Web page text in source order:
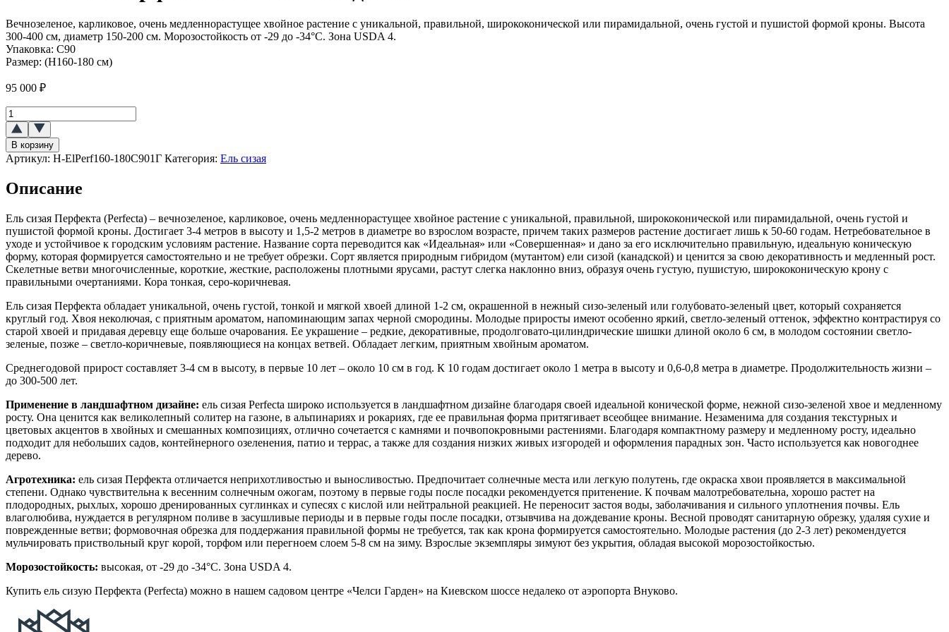
Вечнозеленое, карликовое, очень медленнорастущее хвойное растение с уникальной, правильной, ширококонической или пирамидальной, очень густой и пушистой формой кроны. Высота
300-400 см, диаметр 150-200 см. Морозостойкость от -29 до -34°C. Зона USDA 4.
Упаковка: С90
Размер: (H160-180 см)
95 000 ₽
Количество
товара
Ель
сизая
Перфекта
(канадская)
В корзину
Артикул: H-ElPerf160-180C901Г Категория: Ель сизая
Описание
Ель сизая Перфекта (Perfecta) – вечнозеленое, карликовое, очень медленнорастущее хвойное растение с уникальной, правильной, ширококонической или пирамидальной, очень густой и
пушистой формой кроны. Достигает 3-4 метров в высоту и 1,5-2 метров в диаметре во взрослом возрасте, причем таких размеров растение достигает лишь к 50-60 годам. Нетребовательное в
уходе и устойчивое к городским условиям растение. Название сорта переводится как «Идеальная» или «Совершенная» и дано за его исключительно правильную, идеальную коническую
форму, которая формируется самостоятельно и не требует обрезки. Сорт является природным гибридом (мутантом) ели сизой (канадской) и ценится за свою декоративность и медленный рост.
Скелетные ветви многочисленные, короткие, жесткие, расположены плотными ярусами, растут слегка наклонно вниз, образуя очень густую, пушистую, ширококоническую крону с
правильными очертаниями. Кора тонкая, серо-коричневая.
Ель сизая Перфекта обладает уникальной, очень густой, тонкой и мягкой хвоей длиной 1-2 см, окрашенной в нежный сизо-зеленый или голубовато-зеленый цвет, который сохраняется
круглый год. Хвоя неколючая, с приятным ароматом, напоминающим запах черной смородины. Молодые приросты имеют особенно яркий, светло-зеленый оттенок, эффектно контрастируя со
старой хвоей и придавая деревцу еще больше очарования. Ее украшение – редкие, декоративные, продолговато-цилиндрические шишки длиной около 6 см, в молодом состоянии светло-
зеленые, позже – светло-коричневые, появляющиеся на концах ветвей. Обладает легким, приятным хвойным ароматом.
Среднегодовой прирост составляет 3-4 см в высоту, в первые 10 лет – около 10 см в год. К 10 годам достигает около 1 метра в высоту и 0,6-0,8 метра в диаметре. Продолжительность жизни –
до 300-500 лет.
Применение в ландшафтном дизайне: ель сизая Perfecta широко используется в ландшафтном дизайне благодаря своей идеальной конической форме, нежной сизо-зеленой хвое и медленному
росту. Она ценится как великолепный солитер на газоне, в альпинариях и рокариях, где ее правильная форма притягивает всеобщее внимание. Незаменима для создания текстурных и
цветовых акцентов в хвойных и смешанных композициях, отлично сочетается с камнями и почвопокровными растениями. Благодаря компактному размеру и медленному росту, идеально
подходит для небольших садов, контейнерного озеленения, патио и террас, а также для создания низких живых изгородей и оформления парадных зон. Часто используется как новогоднее
дерево.
Агротехника: ель сизая Перфекта отличается неприхотливостью и выносливостью. Предпочитает солнечные места или легкую полутень, где окраска хвои проявляется в максимальной
степени. Однако чувствительна к весенним солнечным ожогам, поэтому в первые годы после посадки рекомендуется притенение. К почвам малотребовательна, хорошо растет на
плодородных, рыхлых, хорошо дренированных суглинках и супесях с кислой или нейтральной реакцией. Не переносит застоя воды, заболачивания и сильного уплотнения почвы. Ель
влаголюбива, нуждается в регулярном поливе в засушливые периоды и в первые годы после посадки, отзывчива на дождевание кроны. Весной проводят санитарную обрезку, удаляя сухие и
поврежденные ветви; формовочная обрезка для поддержания правильной формы не требуется, так как крона формируется самостоятельно. Молодые растения (до 2-3 лет) рекомендуется
мульчировать приствольный круг корой, торфом или перегноем слоем 5-8 см на зиму. Взрослые экземпляры зимуют без укрытия, обладая высокой морозостойкостью.
Морозостойкость: высокая, от -29 до -34°C. Зона USDA 4.
Купить ель сизую Перфекта (Perfecta) можно в нашем садовом центре «Челси Гарден» на Киевском шоссе недалеко от аэропорта Внуково.